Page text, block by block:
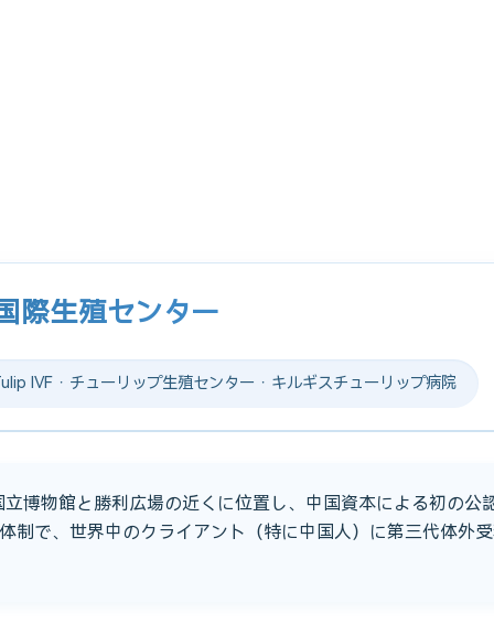
際生殖センター
IVF · チューリップ生殖センター · キルギスチューリップ病院
博物館と勝利広場の近くに位置し、中国資本による初の公
制で、世界中のクライアント（特に中国人）に第三代体外